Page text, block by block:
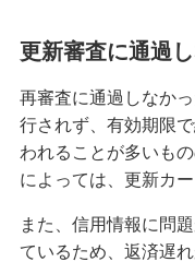
更新審査に通過
再審査に通過しなか
行されず、有効期限
われることが多いも
によっては、更新カ
また、信用情報に問
ているため、返済遅